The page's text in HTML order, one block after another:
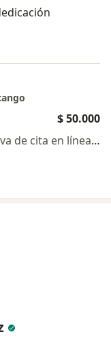
$ 50.000
Este especialista no ofrece reserva de cita en línea en esta dirección.